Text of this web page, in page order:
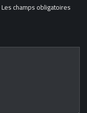
Les champs obligatoires